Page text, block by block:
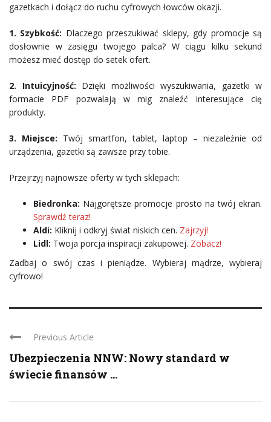
gazetkach i dołącz do ruchu cyfrowych łowców okazji.
1. Szybkość: Dlaczego przeszukiwać sklepy, gdy promocje są
dosłownie w zasięgu twojego palca? W ciągu kilku sekund
możesz mieć dostęp do setek ofert.
2. Intuicyjność: Dzięki możliwości wyszukiwania, gazetki w
formacie PDF pozwalają w mig znaleźć interesujące cię
produkty.
3. Miejsce: Twój smartfon, tablet, laptop – niezależnie od
urządzenia, gazetki są zawsze przy tobie.
Przejrzyj najnowsze oferty w tych sklepach:
Biedronka: Najgorętsze promocje prosto na twój ekran.
Sprawdź teraz!
Aldi: Kliknij i odkryj świat niskich cen. Zajrzyj!
Lidl: Twoja porcja inspiracji zakupowej. Zobacz!
Zadbaj o swój czas i pieniądze. Wybieraj mądrze, wybieraj
cyfrowo!
Previous Article
Ubezpieczenia NNW: Nowy standard w
świecie finansów ...